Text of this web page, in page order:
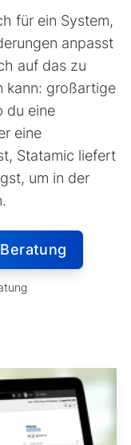
für ein System,
anpasst
auf das zu
kann: großartige
du eine
eine
Statamic liefert
um in der